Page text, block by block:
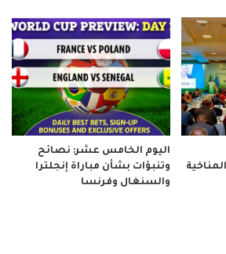
اليوم الخامس عشر: نصائح
وتنبؤات بشأن مباراة إنجلترا
والسنغال وفرنسا